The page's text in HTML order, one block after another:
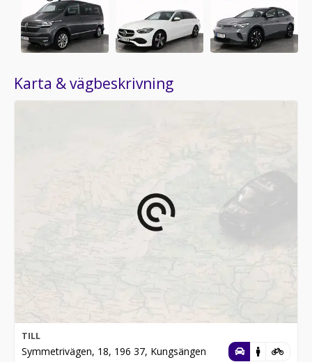
Karta & vägbeskrivning
TILL
Symmetrivägen, 18, 196 37, Kungsängen